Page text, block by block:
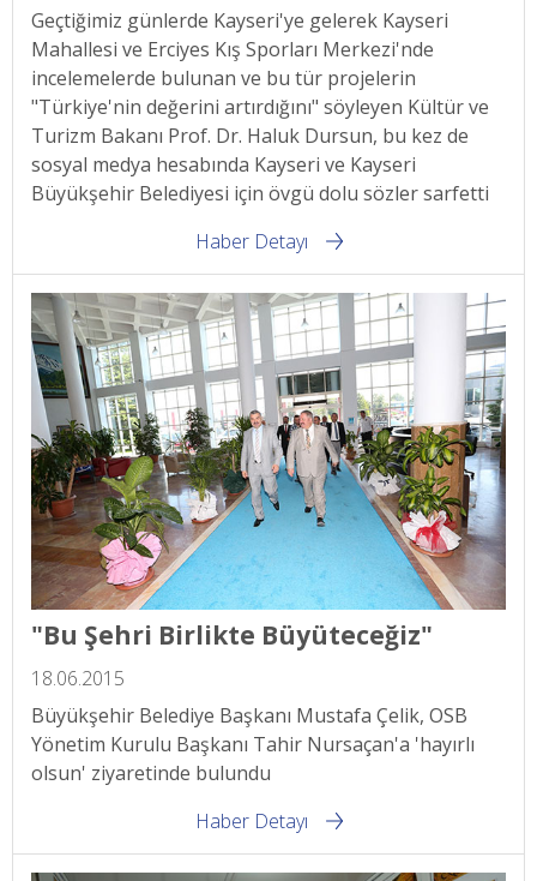
Geçtiğimiz günlerde Kayseri'ye gelerek Kayseri
Mahallesi ve Erciyes Kış Sporları Merkezi'nde
incelemelerde bulunan ve bu tür projelerin
"Türkiye'nin değerini artırdığını" söyleyen Kültür ve
Turizm Bakanı Prof. Dr. Haluk Dursun, bu kez de
sosyal medya hesabında Kayseri ve Kayseri
Büyükşehir Belediyesi için övgü dolu sözler sarfetti
Haber Detayı
"Bu Şehri Birlikte Büyüteceğiz"
18.06.2015
Büyükşehir Belediye Başkanı Mustafa Çelik, OSB
Yönetim Kurulu Başkanı Tahir Nursaçan'a 'hayırlı
olsun' ziyaretinde bulundu
Haber Detayı